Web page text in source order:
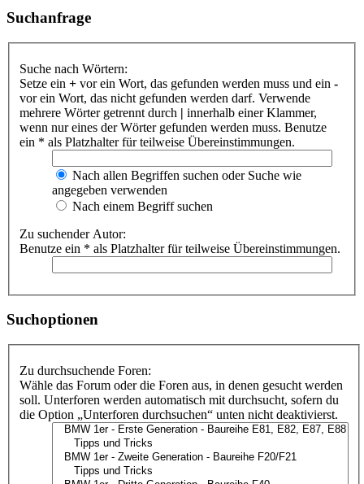
Suchanfrage
Suche nach Wörtern:
Setze ein + vor ein Wort, das gefunden werden muss und ein -
vor ein Wort, das nicht gefunden werden darf. Verwende
mehrere Wörter getrennt durch | innerhalb einer Klammer,
wenn nur eines der Wörter gefunden werden muss. Benutze
ein * als Platzhalter für teilweise Übereinstimmungen.
Nach allen Begriffen suchen oder Suche wie
angegeben verwenden
Nach einem Begriff suchen
Zu suchender Autor:
Benutze ein * als Platzhalter für teilweise Übereinstimmungen.
Suchoptionen
Zu durchsuchende Foren:
Wähle das Forum oder die Foren aus, in denen gesucht werden
soll. Unterforen werden automatisch mit durchsucht, sofern du
die Option „Unterforen durchsuchen“ unten nicht deaktivierst.